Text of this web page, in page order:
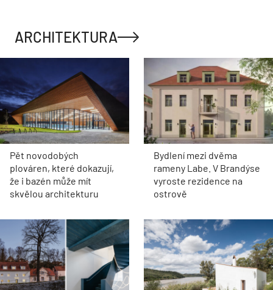
ARCHITEKTURA
Pět novodobých
plováren, které dokazují,
že i bazén může mít
skvělou architekturu
Bydlení mezi dvěma
rameny Labe. V Brandýse
vyroste rezidence na
ostrově